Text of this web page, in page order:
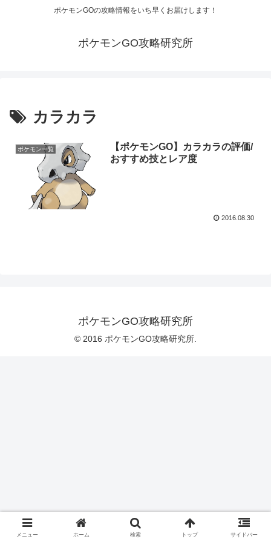
ポケモンGOの攻略情報をいち早くお届けします！
ポケモンGO攻略研究所
カラカラ
ポケモン一覧
【ポケモンGO】カラカラの評価/
おすすめ技とレア度
2016.08.30
ポケモンGO攻略研究所
© 2016 ポケモンGO攻略研究所.
メニュー ホーム 検索 トップ サイドバー